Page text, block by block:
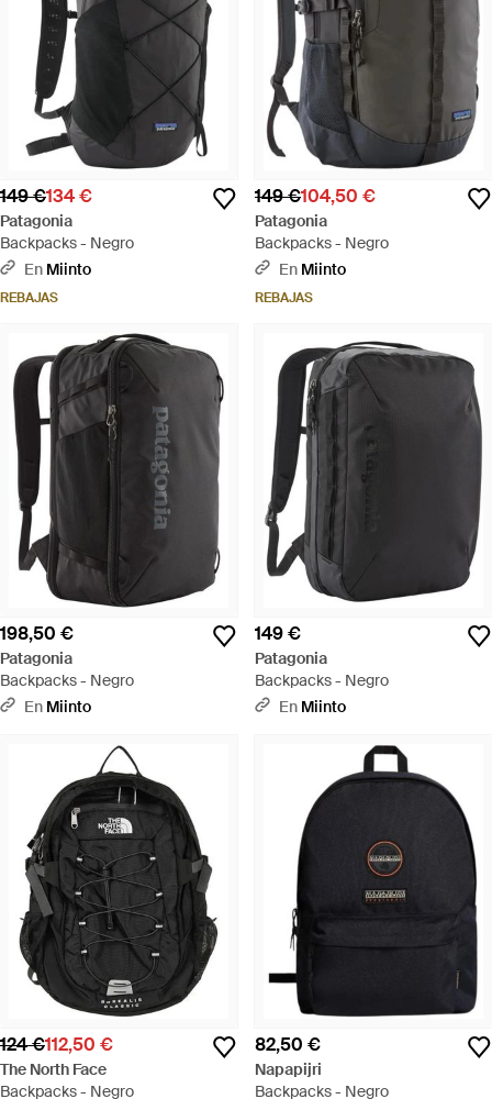
149 €134 €
Patagonia
Backpacks - Negro
En Miinto
REBAJAS
149 €104,50 €
Patagonia
Backpacks - Negro
En Miinto
REBAJAS
198,50 €
Patagonia
Backpacks - Negro
En Miinto
149 €
Patagonia
Backpacks - Negro
En Miinto
124 €112,50 €
The North Face
Backpacks - Negro
82,50 €
Napapijri
Backpacks - Negro